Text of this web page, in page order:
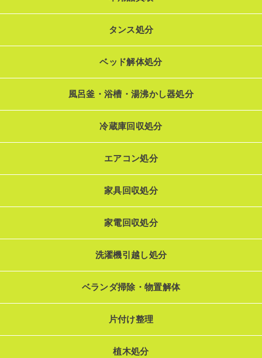
タンス処分
ベッド解体処分
風呂釜・浴槽・湯沸かし器処分
冷蔵庫回収処分
エアコン処分
家具回収処分
家電回収処分
洗濯機引越し処分
ベランダ掃除・物置解体
片付け整理
植木処分